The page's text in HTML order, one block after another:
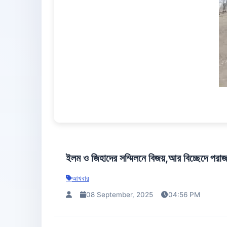
ইলম ও জিহাদের সম্মিলনে বিজয়,আর বিচ্ছেদে
আখবার
08 September, 2025 04:56 PM